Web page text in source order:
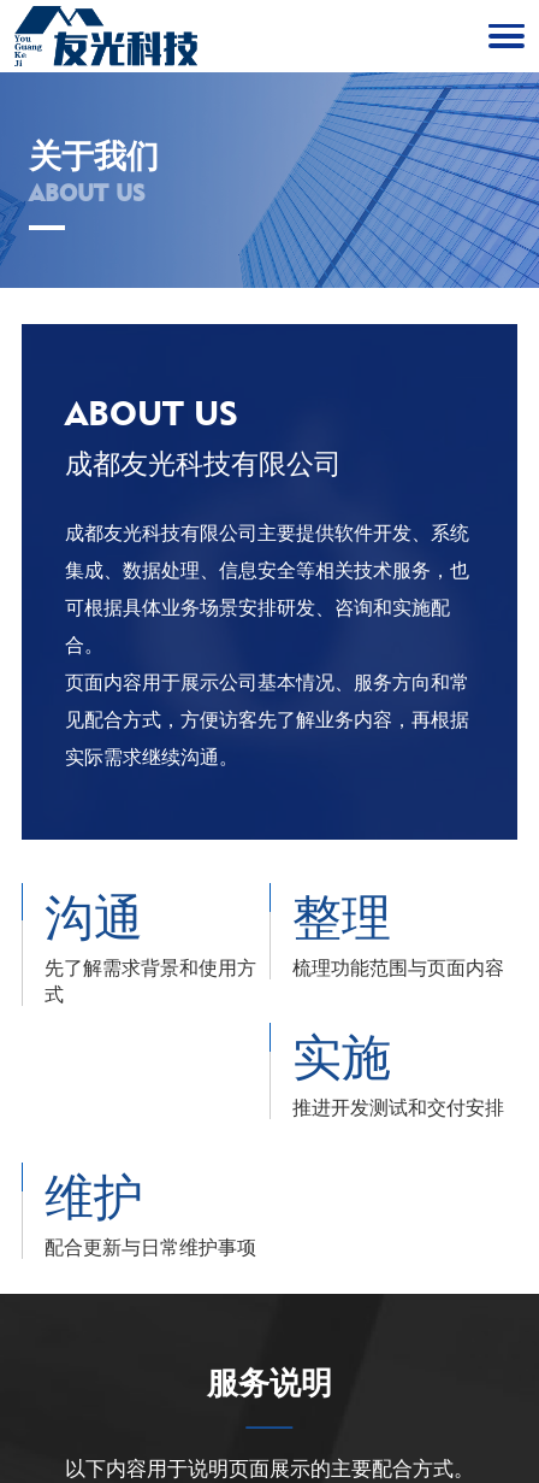
关于我们
ABOUT US
ABOUT US
成都友光科技有限公司
成都友光科技有限公司主要提供软件开发、系统
集成、数据处理、信息安全等相关技术服务，也
可根据具体业务场景安排研发、咨询和实施配
合。
页面内容用于展示公司基本情况、服务方向和常
见配合方式，方便访客先了解业务内容，再根据
实际需求继续沟通。
沟通
先了解需求背景和使用方
式
整理
梳理功能范围与页面内容
实施
推进开发测试和交付安排
维护
配合更新与日常维护事项
服务说明
以下内容用于说明页面展示的主要配合方式。